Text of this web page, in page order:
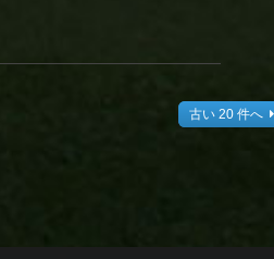
古い 20 件へ